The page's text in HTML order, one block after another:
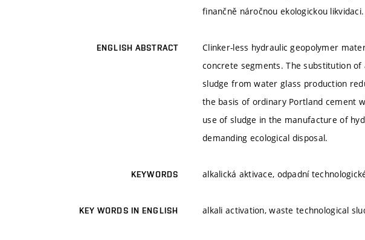
finančně náročnou ekologickou likvidaci.
ENGLISH ABSTRACT
Clinker-less hydraulic geopolymer
concrete segments. The substitution
sludge from water glass production
the basis of ordinary Portland cement
use of sludge in the manufacture of
demanding ecological disposal.
KEYWORDS alkalická aktivace, odpadní
KEY WORDS IN ENGLISH alkali activation, waste technological